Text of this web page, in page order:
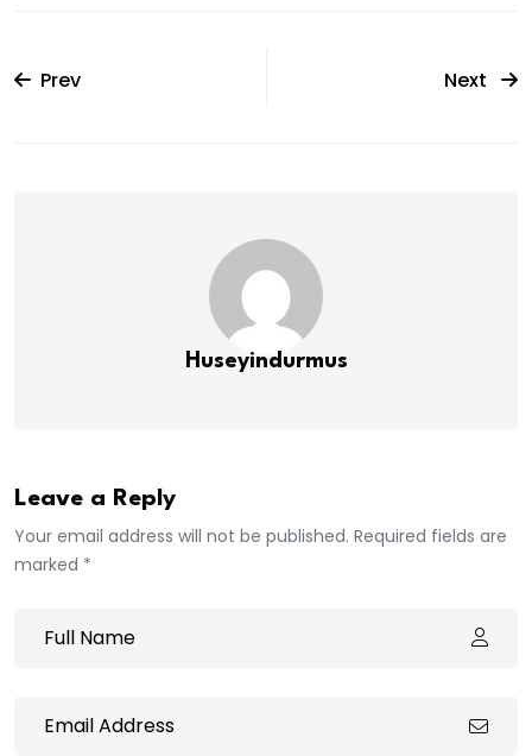
Prev Next
Huseyindurmus
Leave a Reply
Your email address will not be published. Required fields are
marked *